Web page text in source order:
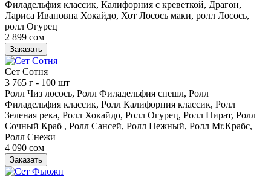
Филадельфия классик, Калифорния с креветкой, Драгон,
Лариса Ивановна Хокайдо, Хот Лосось маки, ролл Лосось,
ролл Огурец
2 899 сом
Заказать
Сет Сотня
3 765 г - 100 шт
Ролл Чиз лосось, Ролл Филадельфия спешл, Ролл
Филадельфия классик, Ролл Калифорния классик, Ролл
Зеленая река, Ролл Хокайдо, Ролл Огурец, Ролл Пират, Ролл
Сочный Краб , Ролл Сансей, Ролл Нежный, Ролл Mr.Крабс,
Ролл Снежи
4 090 сом
Заказать